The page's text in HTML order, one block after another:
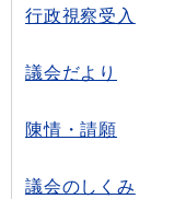
行政視察受入
議会だより
陳情・請願
議会のしくみ